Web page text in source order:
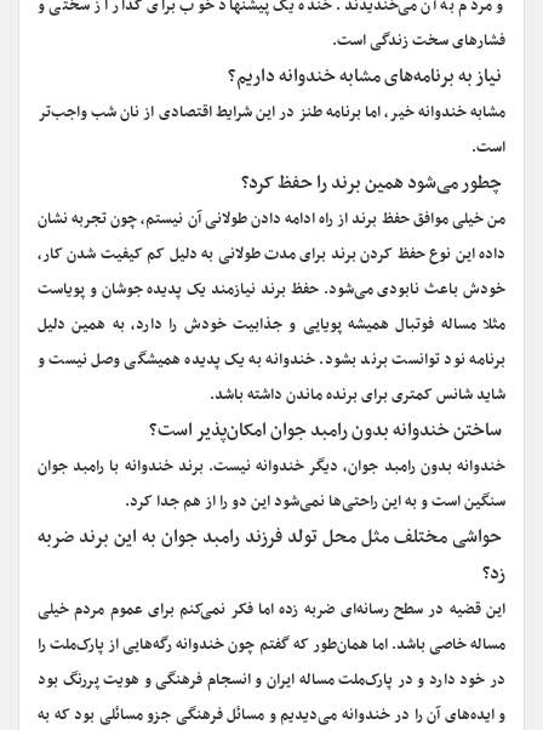
و مردم به آن می‌خندیدند. خنده یک پیشنهاد خوب برای گذار از سختی و
فشارهای سخت زندگی است.
نیاز به برنامه‌های مشابه خندوانه داریم؟
مشابه خندوانه خیر، اما برنامه طنز در این شرایط اقتصادی از نان شب واجب‌تر
است.
چطور می‌شود همین برند را حفظ کرد؟
من خیلی موافق حفظ برند از راه ادامه دادن طولانی آن نیستم، چون تجربه نشان
داده این نوع حفظ کردن برند برای مدت طولانی به دلیل کم کیفیت شدن کار،
خودش باعث نابودی می‌شود. حفظ برند نیازمند یک پدیده جوشان و پویاست
مثلا مساله فوتبال همیشه پویایی و جذابیت خودش را دارد، به همین دلیل
برنامه نود توانست برند بشود. خندوانه به یک پدیده همیشگی وصل نیست و
شاید شانس کمتری برای برنده ماندن داشته باشد.
ساختن خندوانه بدون رامبد جوان امکان‌پذیر است؟
خندوانه بدون رامبد جوان، دیگر خندوانه نیست. برند خندوانه با رامبد جوان
سنگین است و به این راحتی‌ها نمی‌شود این دو را از هم جدا کرد.
حواشی مختلف مثل محل تولد فرزند رامبد جوان به این برند ضربه
زد؟
این قضیه در سطح رسانه‌ای ضربه زده اما فکر نمی‌کنم برای عموم مردم خیلی
مساله خاصی باشد. اما همان‌طور که گفتم چون خندوانه رگه‌هایی از پارک‌ملت را
در خود دارد و در پارک‌ملت مساله ایران و انسجام فرهنگی و هویت پررنگ بود
و ایده‌های آن را در خندوانه می‌دیدیم و مسائل فرهنگی جزو مسائلی بود که به